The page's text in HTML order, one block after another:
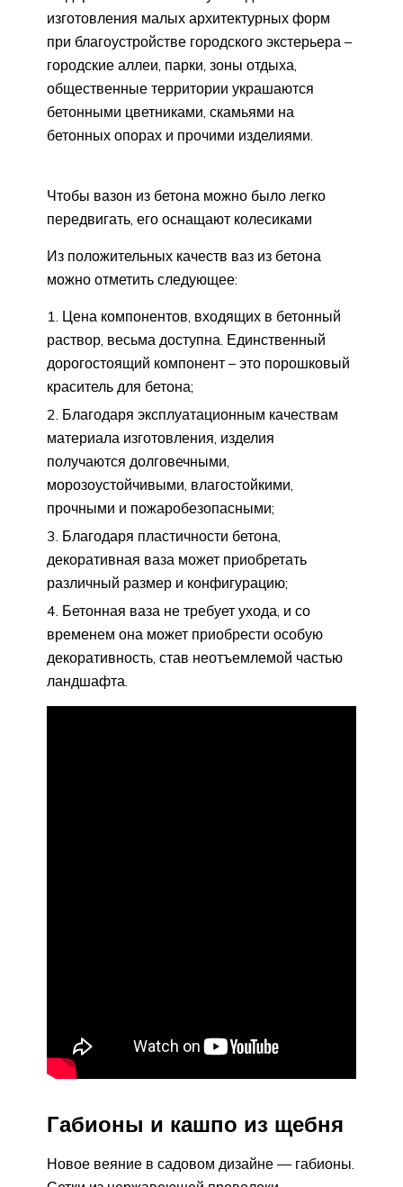
изготовления малых архитектурных форм
при благоустройстве городского экстерьера –
городские аллеи, парки, зоны отдыха,
общественные территории украшаются
бетонными цветниками, скамьями на
бетонных опорах и прочими изделиями.
Чтобы вазон из бетона можно было легко
передвигать, его оснащают колесиками
Из положительных качеств ваз из бетона
можно отметить следующее:
Цена компонентов, входящих в бетонный
раствор, весьма доступна. Единственный
дорогостоящий компонент – это порошковый
краситель для бетона;
Благодаря эксплуатационным качествам
материала изготовления, изделия
получаются долговечными,
морозоустойчивыми, влагостойкими,
прочными и пожаробезопасными;
Благодаря пластичности бетона,
декоративная ваза может приобретать
различный размер и конфигурацию;
Бетонная ваза не требует ухода, и со
временем она может приобрести особую
декоративность, став неотъемлемой частью
ландшафта.
Габионы и кашпо из щебня
Новое веяние в садовом дизайне — габионы.